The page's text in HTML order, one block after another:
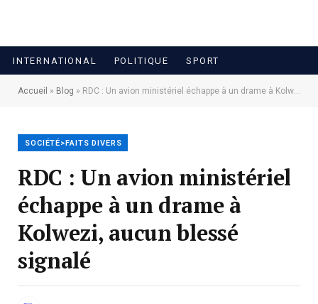
INTERNATIONAL POLITIQUE SPORT
Accueil » Blog » RDC : Un avion ministériel échappe à un drame à Kolwezi, aucun blessé signalé
SOCIÉTÉ>FAITS DIVERS
RDC : Un avion ministériel
échappe à un drame à
Kolwezi, aucun blessé
signalé